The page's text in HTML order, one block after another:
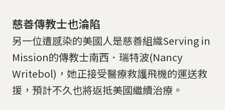
慈善傳教士也淪陷
另一位遭感染的美國人是慈善組織Serving in
Mission的傳教士南西．瑞特波(Nancy
Writebol)，她正接受醫療救護飛機的運送救
援，預計不久也將返抵美國繼續治療。